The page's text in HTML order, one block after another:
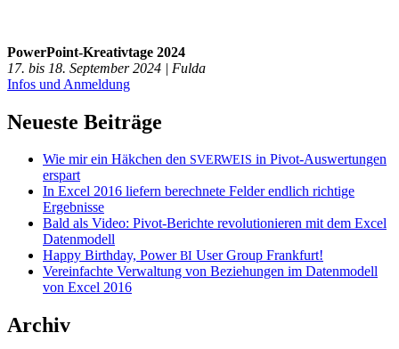
PowerPoint-Kreativtage 2024
17. bis 18. September 2024 | Fulda
Infos und Anmeldung
Neueste Beiträge
Wie mir ein Häkchen den SVERWEIS in Pivot-Auswertungen
erspart
In Excel 2016 liefern berechnete Felder endlich richtige
Ergebnisse
Bald als Video: Pivot-Berichte revolutionieren mit dem Excel
Datenmodell
Happy Birthday, PowerBI User Group Frankfurt!
Vereinfachte Verwaltung von Beziehungen im Datenmodell
von Excel 2016
Archiv